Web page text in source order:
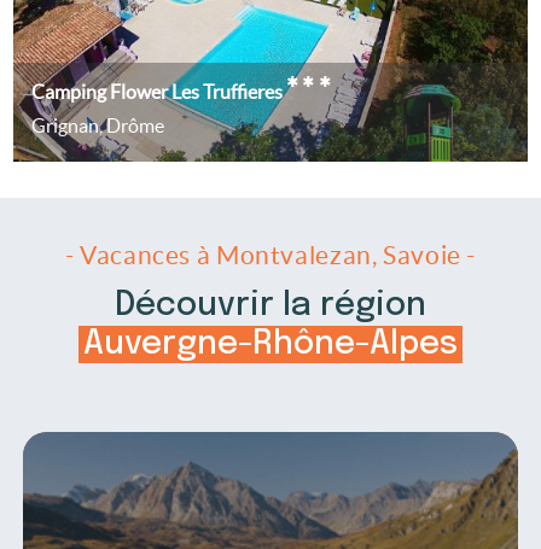
Camping Flower Les Truffieres***
Grignan, Drôme
- Vacances à Montvalezan, Savoie -
Découvrir la région
Auvergne-Rhône-Alpes